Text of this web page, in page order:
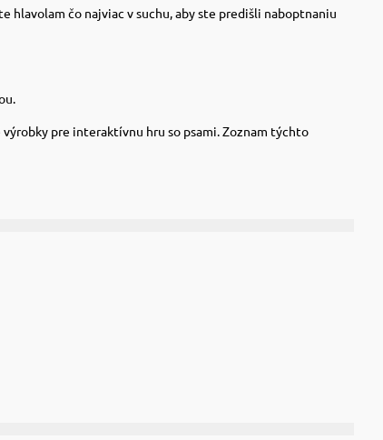
čo najviac v suchu, aby ste predišli naboptnaniu
pre interaktívnu hru so psami.Zoznam týchto